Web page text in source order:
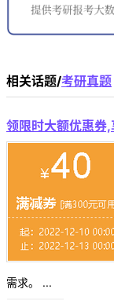
相关话题/考研真题
领限时大额优惠券
需求。 ...